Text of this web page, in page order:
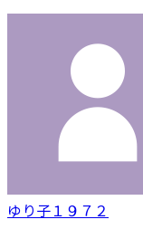
ゆり子１９７２